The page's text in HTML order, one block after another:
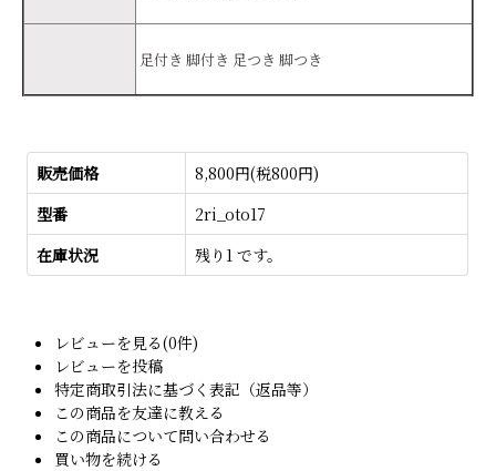
足付き 脚付き 足つき 脚つき
販売価格
8,800円(税800円)
型番
2ri_oto17
在庫状況
残り1 です。
レビューを見る(0件)
レビューを投稿
特定商取引法に基づく表記（返品等）
この商品を友達に教える
この商品について問い合わせる
買い物を続ける